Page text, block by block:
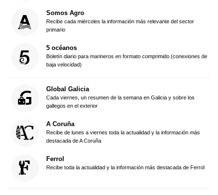
Somos Agro
Recibe cada miércoles la información más relevante del sector
primario
5 océanos
Boletín diario para marineros en formato comprimido (conexiones de
baja velocidad)
Global Galicia
Cada viernes, un resumen de la semana en Galicia y sobre los
gallegos en el exterior
A Coruña
Recibe de lunes a viernes toda la actualidad y la información más
destacada de A Coruña
Ferrol
Recibe toda la actualidad y la información más destacada de Ferrol